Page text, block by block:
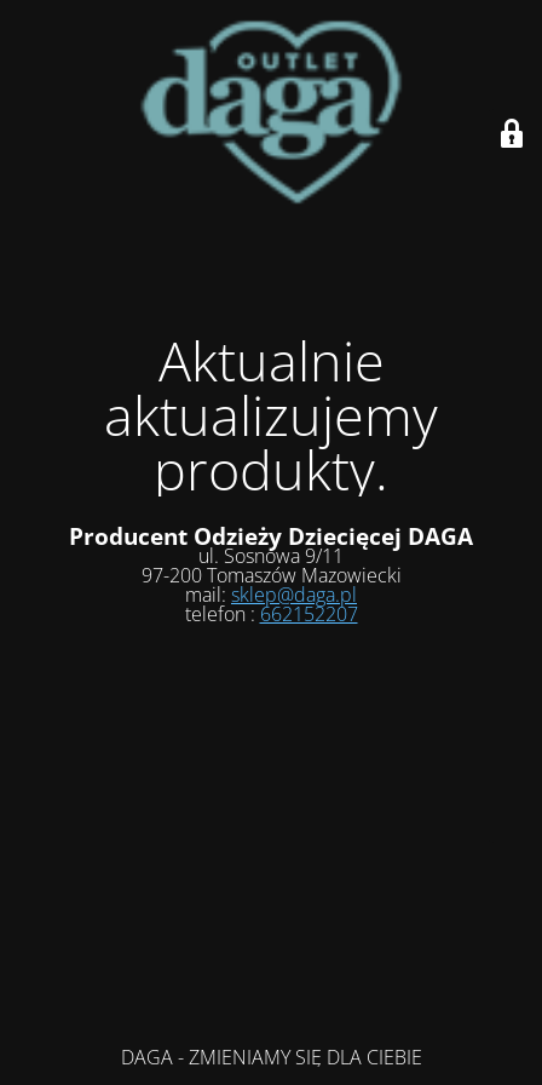
Aktualnie
aktualizujemy
produkty.
Producent Odzieży Dziecięcej DAGA
ul. Sosnowa 9/11
97-200 Tomaszów Mazowiecki
mail: sklep@daga.pl
telefon : 662152207
DAGA - ZMIENIAMY SIĘ DLA CIEBIE